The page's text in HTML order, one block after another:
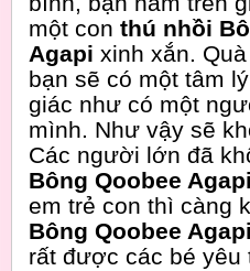
một con thú nhồi
Agapi xinh xắn.
bạn sẽ có một tâm
giác như có một
mình. Như vậy sẽ
Các người lớn đã
Bông Qoobee Agapi
em trẻ con thì càng
Bông Qoobee Agapi
rất được các bé yêu